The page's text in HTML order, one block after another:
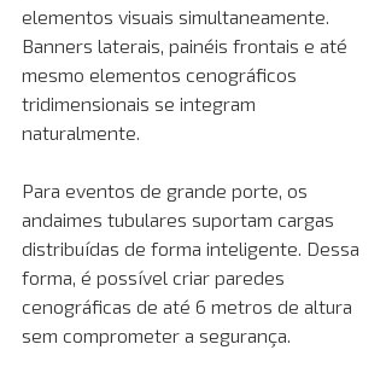
elementos visuais simultaneamente.
Banners laterais, painéis frontais e até
mesmo elementos cenográficos
tridimensionais se integram
naturalmente.
Para eventos de grande porte, os
andaimes tubulares suportam cargas
distribuídas de forma inteligente. Dessa
forma, é possível criar paredes
cenográficas de até 6 metros de altura
sem comprometer a segurança.